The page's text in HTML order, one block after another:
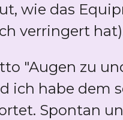
wie das
verringert
"Augen zu
ich habe
Spontan